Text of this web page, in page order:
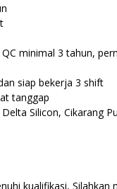
minimal 3 tahun,
siap bekerja 3 shift
tanggap
Silicon, Cikarang
kualifikasi, Silahkan